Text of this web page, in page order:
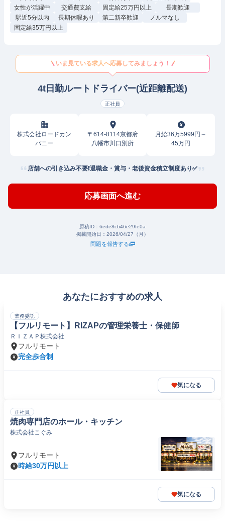
女性が活躍中
交通費支給 固定給25万円以上
長期歓迎
駅近5分以内
長期休暇あり 第二新卒歓迎
ノルマなし
固定給35万円以上
いま見ている求人へ応募してみましょう！
4t日勤ルートドライバー(近距離配送)
正社員
株式会社ロードカン
パニー
〒614-8114京都府
八幡市川口別所
月給36万5999円～
45万円
店舗への引き込み不要❗退職金・賞与・老後資金積立制度あり✅
応募画面へ進む
原稿ID： 6ede8cb46e29fe0a
掲載開始日： 2026/04/27（月）
問題を報告する
あなたにおすすめの求人
業務委託
【フルリモート】RIZAPの管理栄養士・保健師
ＲＩＺＡＰ株式会社
フルリモート
完全歩合制
気になる
正社員
焼肉専門店のホール・キッチン
株式会社こぐみ
フルリモート
時給30万円以上
気になる